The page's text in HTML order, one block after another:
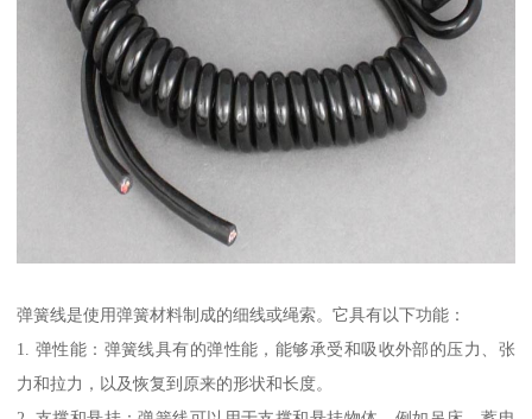
弹簧线是使用弹簧材料制成的细线或绳索。它具有以下功能：
1. 弹性能：弹簧线具有的弹性能，能够承受和吸收外部的压力、张
力和拉力，以及恢复到原来的形状和长度。